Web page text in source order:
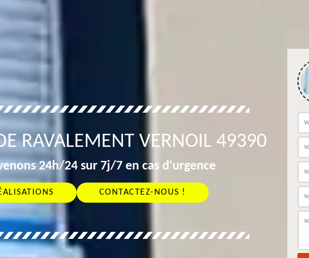
RAVALEMENT VERNOIL 49390
24h/24 sur 7j/7 en cas d'urgence
CONTACTEZ-NOUS !